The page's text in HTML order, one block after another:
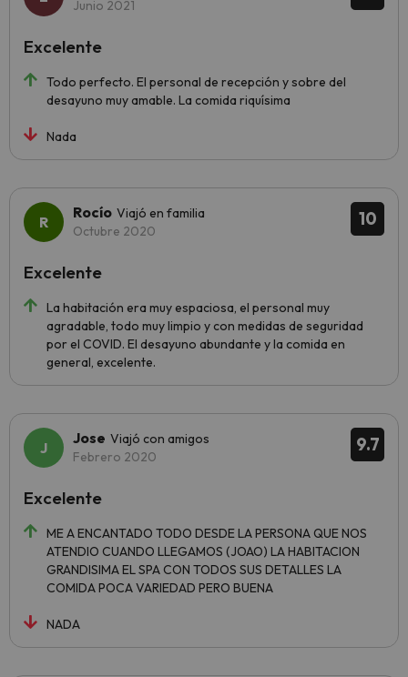
Junio 2021
Todo perfecto. El personal de recepción y sobre del
desayuno muy amable. La comida riquísima
Nada
Excelente
10
Rocío Viajó en familia
Octubre 2020
La habitación era muy espaciosa, el personal muy
agradable, todo muy limpio y con medidas de seguridad
por el COVID. El desayuno abundante y la comida en
general, excelente.
Excelente
9.7
Jose Viajó con amigos
Febrero 2020
ME A ENCANTADO TODO DESDE LA PERSONA QUE NOS
ATENDIO CUANDO LLEGAMOS (JOAO) LA HABITACION
GRANDISIMA EL SPA CON TODOS SUS DETALLES LA
COMIDA POCA VARIEDAD PERO BUENA
NADA
Excelente